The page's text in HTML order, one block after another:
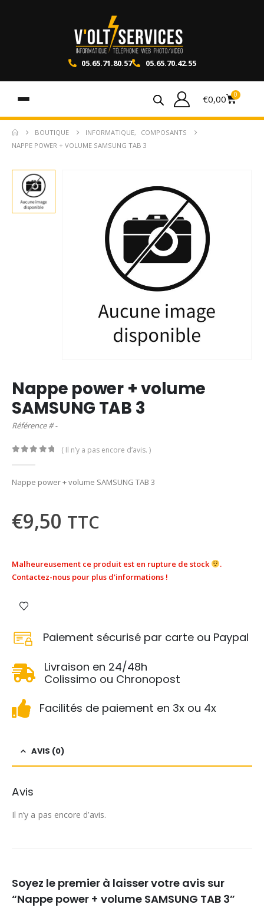
05.65.71.80.57 05.65.70.42.55
€0,00 0
BOUTIQUE INFORMATIQUE,
COMPOSANTS
NAPPE POWER + VOLUME SAMSUNG TAB 3
Nappe power + volume
SAMSUNG TAB 3
Référence # -
( Il n’y a pas encore d’avis. )
Nappe power + volume SAMSUNG TAB 3
€9,50 TTC
Malheureusement ce produit est en rupture de stock
.
Contactez-nous pour plus d'informations !
Paiement sécurisé par carte ou Paypal
Livraison en 24/48h
Colissimo ou Chronopost
Facilités de paiement en 3x ou 4x
AVIS (0)
Avis
Il n’y a pas encore d’avis.
Soyez le premier à laisser votre avis sur
“Nappe power + volume SAMSUNG TAB 3”